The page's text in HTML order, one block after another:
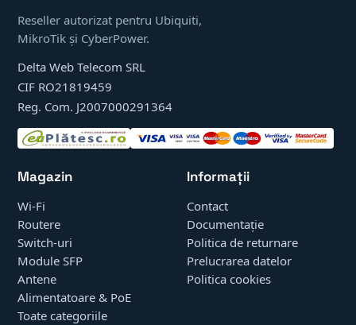
Reseller autorizat pentru Ubiquiti,
MikroTik și CyberPower.
Delta Web Telecom SRL
CIF RO21819459
Reg. Com. J2007000291364
Magazin
Wi-Fi
Routere
Switch-uri
Module SFP
Antene
Alimentatoare & PoE
Toate categoriile
Informații
Contact
Documentație
Politica de returnare
Prelucrarea datelor
Politica cookies